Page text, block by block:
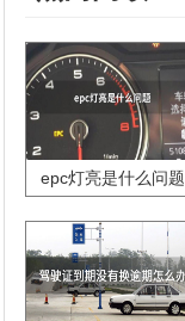
epc灯亮是什么问题